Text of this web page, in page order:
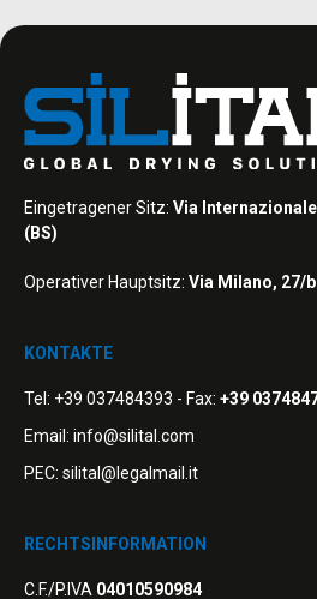
Eingetragener Sitz: Via
(BS)
Operativer Hauptsitz: Via Milano, 27/
KONTAKTE
Tel: +39 037484393 - Fax: +39
Email: info@silital.com
PEC: silital@legalmail.it
RECHTSINFORMATION
C.F./P.IVA 04010590984